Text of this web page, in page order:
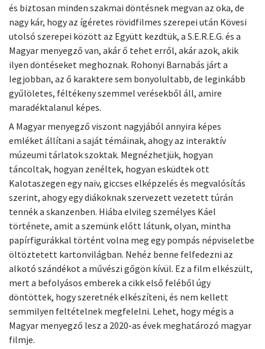
és biztosan minden szakmai döntésnek megvan az oka, de
nagy kár, hogy az ígéretes rövidfilmes szerepei után Kövesi
utolsó szerepei között az Együtt kezdtük, a S.E.R.E.G. és a
Magyar menyegző van, akár ő tehet erről, akár azok, akik
ilyen döntéseket meghoznak. Rohonyi Barnabás járt a
legjobban, az ő karaktere sem bonyolultabb, de leginkább
gyűlöletes, féltékeny szemmel verésekből áll, amire
maradéktalanul képes.
A Magyar menyegző viszont nagyjából annyira képes
emléket állítani a saját témáinak, ahogy az interaktív
múzeumi tárlatok szoktak. Megnézhetjük, hogyan
táncoltak, hogyan zenéltek, hogyan esküdtek ott
Kalotaszegen egy naiv, giccses elképzelés és megvalósítás
szerint, ahogy egy diákoknak szervezett vezetett túrán
tennék a skanzenben. Hiába elvileg személyes Káel
története, amit a szemünk előtt látunk, olyan, mintha
papírfigurákkal történt volna meg egy pompás népviseletbe
öltöztetett kartonvilágban. Nehéz benne felfedezni az
alkotó szándékot a művészi gőgön kívül. Ez a film elkészült,
mert a befolyásos emberek a cikk első feléből úgy
döntöttek, hogy szeretnék elkészíteni, és nem kellett
semmilyen feltételnek megfelelni. Lehet, hogy mégis a
Magyar menyegző lesz a 2020-as évek meghatározó magyar
filmje.